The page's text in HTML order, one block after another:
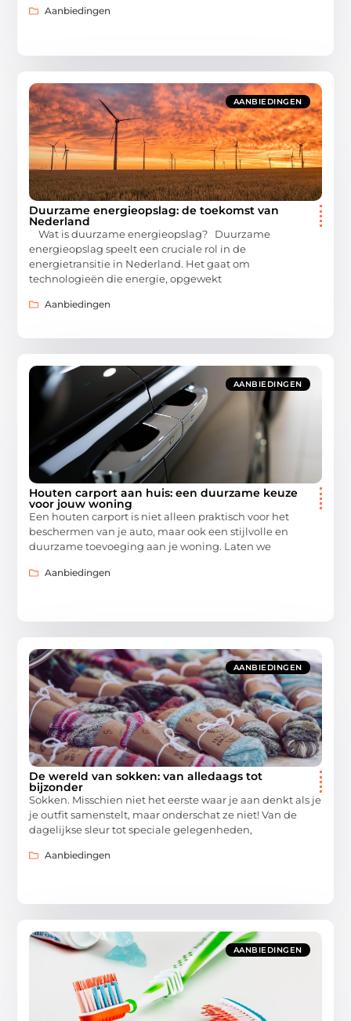
Aanbiedingen
AANBIEDINGEN
Duurzame energieopslag: de toekomst van
Nederland
Wat is duurzame energieopslag? Duurzame
energieopslag speelt een cruciale rol in de
energietransitie in Nederland. Het gaat om
technologieën die energie, opgewekt
Aanbiedingen
AANBIEDINGEN
Houten carport aan huis: een duurzame keuze
voor jouw woning
Een houten carport is niet alleen praktisch voor het
beschermen van je auto, maar ook een stijlvolle en
duurzame toevoeging aan je woning. Laten we
Aanbiedingen
AANBIEDINGEN
De wereld van sokken: van alledaags tot
bijzonder
Sokken. Misschien niet het eerste waar je aan denkt als je
je outfit samenstelt, maar onderschat ze niet! Van de
dagelijkse sleur tot speciale gelegenheden,
Aanbiedingen
AANBIEDINGEN